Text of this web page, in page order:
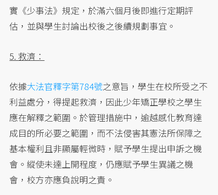
實《少事法》規定，於滿六個月後即進行定期評
估，並與學生討論出校後之後續規劃事宜。
5. 救濟：
依據大法官釋字第784號之意旨，學生在校所受之不
利益處分，得提起救濟，因此少年矯正學校之學生
應在解釋之範圍。於管理措施中，逾越感化教育達
成目的所必要之範圍，而不法侵害其憲法所保障之
基本權利且非顯屬輕微時，賦予學生提出申訴之機
會。縱使未達上開程度，仍應賦予學生異議之機
會，校方亦應負說明之責。